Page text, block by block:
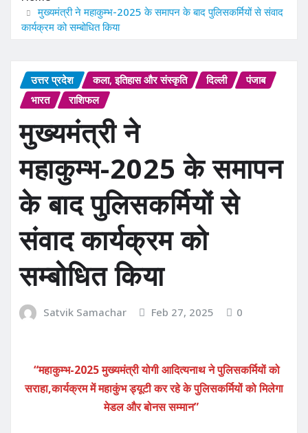
मुख्यमंत्री ने महाकुम्भ-2025 के समापन के बाद पुलिसकर्मियों से संवाद
कार्यक्रम को सम्बोधित किया
उत्तर प्रदेश कला, इतिहास और संस्कृति दिल्ली
पंजाब
भारत
राशिफल
मुख्यमंत्री ने
महाकुम्भ-2025 के समापन
के बाद पुलिसकर्मियों से
संवाद कार्यक्रम को
सम्बोधित किया
Satvik Samachar Feb 27, 2025 0
“महाकुम्भ-2025 मुख्यमंत्री योगी आदित्यनाथ ने पुलिसकर्मियों को
सराहा,कार्यक्रम में महाकुंभ ड्यूटी कर रहे के पुलिसकर्मियों को मिलेगा
मेडल और बोनस सम्मान”